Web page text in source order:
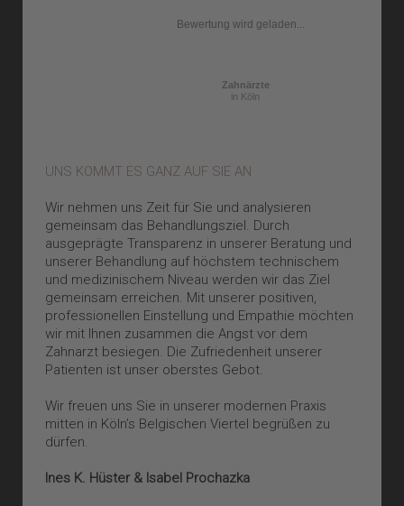
Bewertung wird geladen...
Zahnärzte
in Köln
UNS KOMMT ES GANZ AUF SIE AN
Wir nehmen uns Zeit für Sie und analysieren
gemeinsam das Behandlungsziel. Durch
ausgeprägte Transparenz in unserer Beratung und
unserer Behandlung auf höchstem technischem
und medizinischem Niveau werden wir das Ziel
gemeinsam erreichen. Mit unserer positiven,
professionellen Einstellung und Empathie möchten
wir mit Ihnen zusammen die Angst vor dem
Zahnarzt besiegen. Die Zufriedenheit unserer
Patienten ist unser oberstes Gebot.
Wir freuen uns Sie in unserer modernen Praxis
mitten in Köln’s Belgischen Viertel begrüßen zu
dürfen.
Ines K. Hüster & Isabel Prochazka